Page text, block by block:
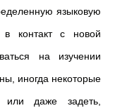
языковую
в контакт с новой
на изучении
иногда некоторые
или даже задеть,